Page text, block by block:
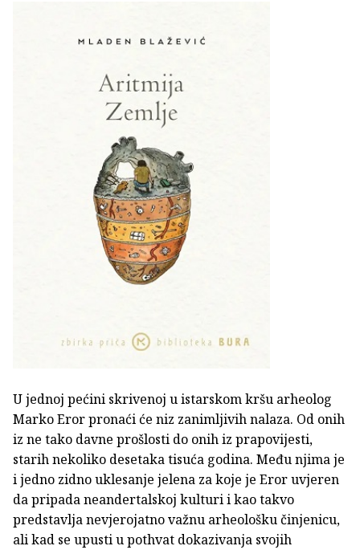
U jednoj pećini skrivenoj u istarskom kršu arheolog
Marko Eror pronaći će niz zanimljivih nalaza. Od onih
iz ne tako davne prošlosti do onih iz prapovijesti,
starih nekoliko desetaka tisuća godina. Među njima je
i jedno zidno uklesanje jelena za koje je Eror uvjeren
da pripada neandertalskoj kulturi i kao takvo
predstavlja nevjerojatno važnu arheološku činjenicu,
ali kad se upusti u pothvat dokazivanja svojih